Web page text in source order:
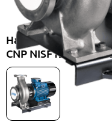
Насос консольно-
CNP NISF125-100-